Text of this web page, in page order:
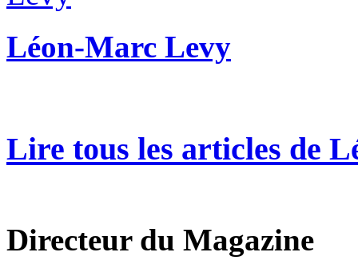
Léon-Marc Levy
Lire tous les articles de
Directeur du Magazine